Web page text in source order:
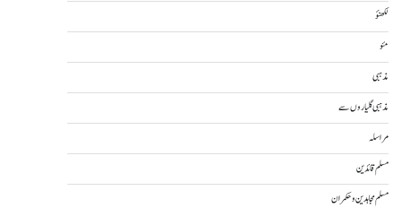
لکھنؤ
مئو
مذہبی
مذہبی گلیاروں سے
مراسلہ
مسلم قائدین
مسلم مجاہدین و حکمران